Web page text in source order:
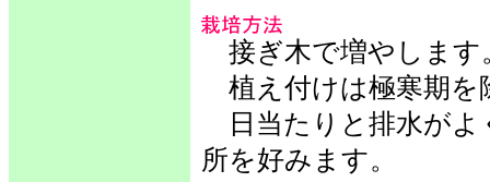
接ぎ木で増やします
植え付けは極寒期を
日当たりと排水がよ
所を好みます。